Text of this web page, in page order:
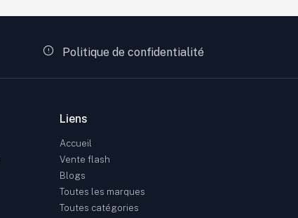
Politique de confidentialité
Liens
Accueil
Vente flash
Blogs
Toutes les marques
Toutes catégories